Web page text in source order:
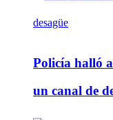
Policía halló
un canal de